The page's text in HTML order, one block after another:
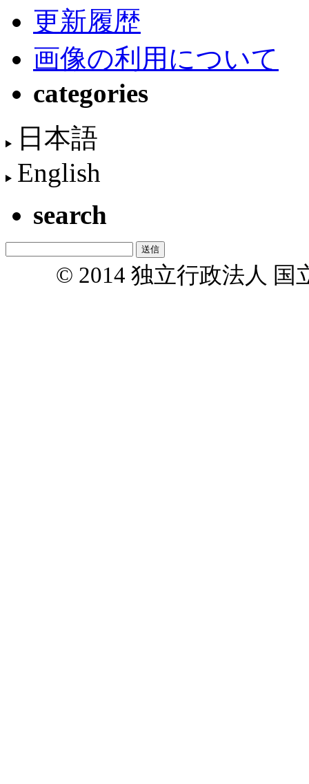
更新履歴
画像の利用について
categories
日本語
English
search
© 2014 独立行政法人 国